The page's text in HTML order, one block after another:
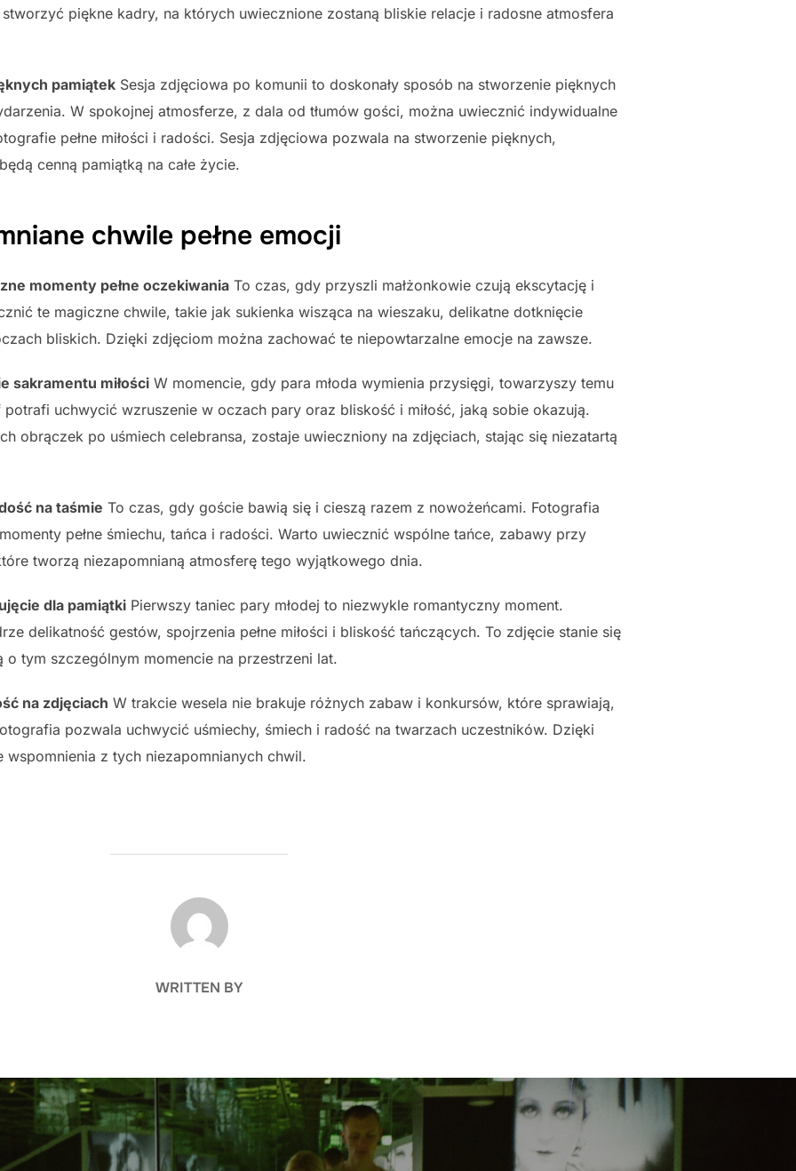
piękne kadry, na których uwiecznione zostaną bliskie relacje i radosne atmosfera
pamiątek Sesja zdjęciowa po komunii to doskonały sposób na stworzenie pięknych
W spokojnej atmosferze, z dala od tłumów gości, można uwiecznić indywidualne
pełne miłości i radości. Sesja zdjęciowa pozwala na stworzenie pięknych,
cenną pamiątką na całe życie.
chwile pełne emocji
momenty pełne oczekiwania To czas, gdy przyszli małżonkowie czują ekscytację i
te magiczne chwile, takie jak sukienka wisząca na wieszaku, delikatne dotknięcie
bliskich. Dzięki zdjęciom można zachować te niepowtarzalne emocje na zawsze.
sakramentu miłości W momencie, gdy para młoda wymienia przysięgi, towarzyszy temu
uchwycić wzruszenie w oczach pary oraz bliskość i miłość, jaką sobie okazują.
obrączek po uśmiech celebransa, zostaje uwieczniony na zdjęciach, stając się niezatartą
na taśmie To czas, gdy goście bawią się i cieszą razem z nowożeńcami. Fotografia
pełne śmiechu, tańca i radości. Warto uwiecznić wspólne tańce, zabawy przy
tworzą niezapomnianą atmosferę tego wyjątkowego dnia.
dla pamiątki Pierwszy taniec pary młodej to niezwykle romantyczny moment.
delikatność gestów, spojrzenia pełne miłości i bliskość tańczących. To zdjęcie stanie się
tym szczególnym momencie na przestrzeni lat.
na zdjęciach W trakcie wesela nie brakuje różnych zabaw i konkursów, które sprawiają,
pozwala uchwycić uśmiechy, śmiech i radość na twarzach uczestników. Dzięki
wspomnienia z tych niezapomnianych chwil.
POST AUTHOR
WRITTEN BY